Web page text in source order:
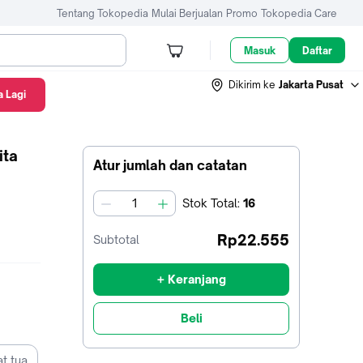
Tentang Tokopedia Mulai Berjualan Promo Tokopedia Care
Masuk Daftar
Dikirim ke Jakarta Pusat
Atur jumlah dan catatan
jumlah Stok Total: 16
Subtotal Rp22.555
+ Keranjang
Beli
tua
Lagi